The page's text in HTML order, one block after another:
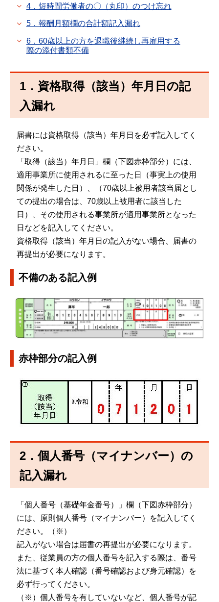
4．短時間労働者の〇（丸印）のつけ忘れ
5．報酬月額欄の合計額記入漏れ
6．60歳以上の方を退職後継続し再雇用する
際の添付書類不備
1．資格取得（該当）年月日の記
入漏れ
届書には資格取得（該当）年月日を必ず記入してく
ださい。
「取得（該当）年月日」欄（下図赤枠部分）には、
適用事業所に使用されるに至った日（事実上の使用
関係が発生した日）、（70歳以上被用者該当届とし
ての提出の場合は、70歳以上被用者に該当した
日）、その使用される事業所が適用事業所となった
日などを記入してください。
資格取得（該当）年月日の記入がない場合、届書の
再提出が必要になります。
不備のある記入例
赤枠部分の記入例
2．個人番号（マイナンバー）の
記入漏れ
「個人番号（基礎年金番号）」欄（下図赤枠部分）
には、原則個人番号（マイナンバー）を記入してく
ださい。（※）
記入がない場合は届書の再提出が必要になります。
また、従業員の方の個人番号を記入する際は、番号
法に基づく本人確認（番号確認および身元確認）を
必ず行ってください。
（※）個人番号を有していないなど、個人番号が記